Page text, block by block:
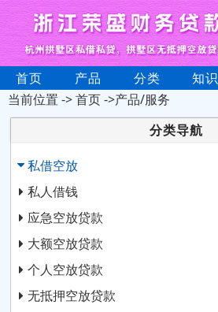
首页 产品 分类 知识
当前位置 ->首页->产品/服务
分类导航
私借空放
私人借钱
应急空放贷款
大额空放贷款
个人空放贷款
无抵押空放贷款